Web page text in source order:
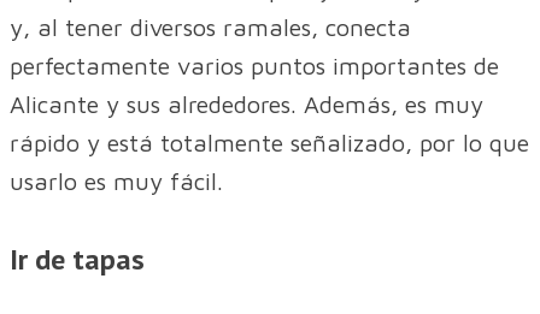
y, al tener diversos ramales, conecta
perfectamente varios puntos importantes de
Alicante y sus alrededores. Además, es muy
rápido y está totalmente señalizado, por lo que
usarlo es muy fácil.
Ir de tapas